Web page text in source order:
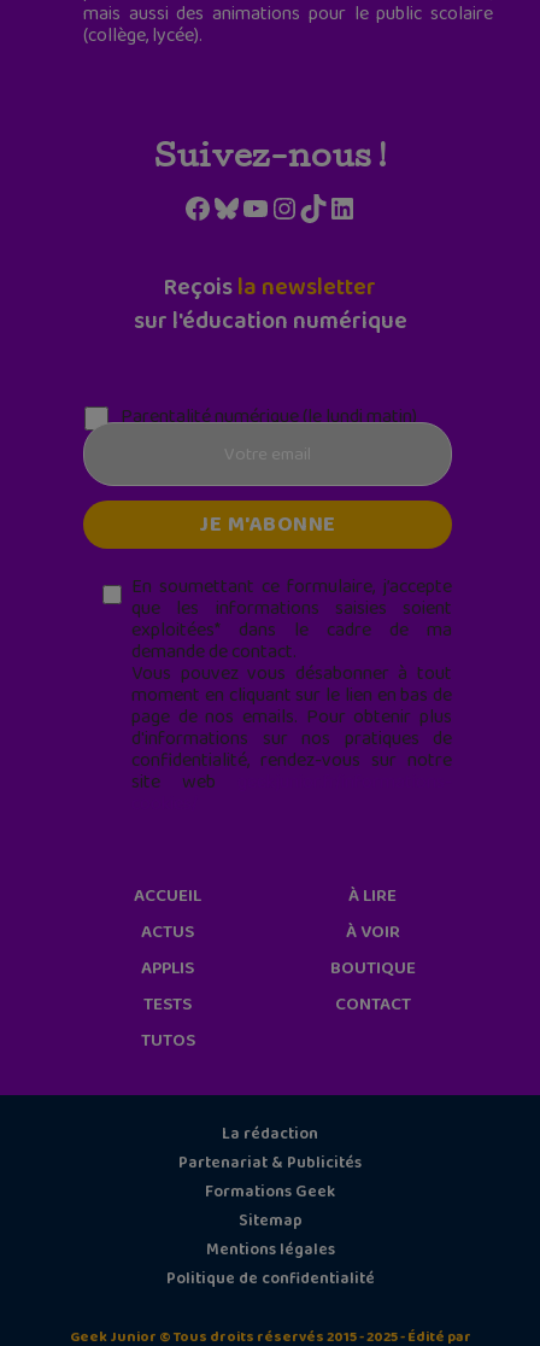
mais aussi des animations pour le public scolaire
(collège, lycée).
Suivez-nous !
Facebook
Bluesky
YouTube
Instagram
TikTokLinkedIn
Reçoisla newsletter
sur l'éducation numérique
Parentalité numérique (le lundi matin)
En soumettant ce formulaire, j’accepte
que les informations saisies soient
exploitées* dans le cadre de ma
demande de contact.
Vous pouvez vous désabonner à tout
moment en cliquant sur le lien en bas de
page de nos emails. Pour obtenir plus
d'informations sur nos pratiques de
confidentialité, rendez-vous sur notre
site web
ACCUEIL
ACTUS
APPLIS
TESTS
TUTOS
À LIRE
À VOIR
BOUTIQUE
CONTACT
La rédaction
Partenariat & Publicités
Formations Geek
Sitemap
Mentions légales
Politique de confidentialité
Geek Junior © Tous droits réservés 2015 - 2025 - Édité par